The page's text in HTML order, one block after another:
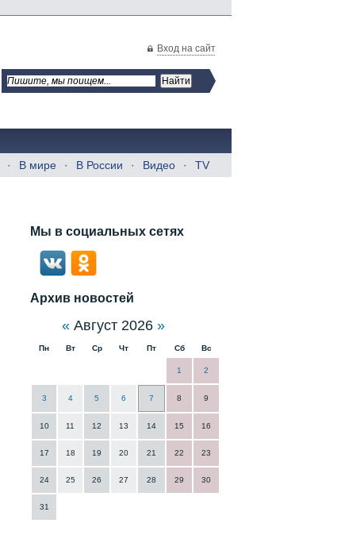
Вход на сайт
В мире В России Видео TV
Мы в социальных сетях
Архив новостей
« Август 2026 »
Пн Вт Ср Чт Пт Сб Вс
1 2
3 4 5 6 7 8 9
10 11 12 13 14 15 16
17 18 19 20 21 22 23
24 25 26 27 28 29 30
31